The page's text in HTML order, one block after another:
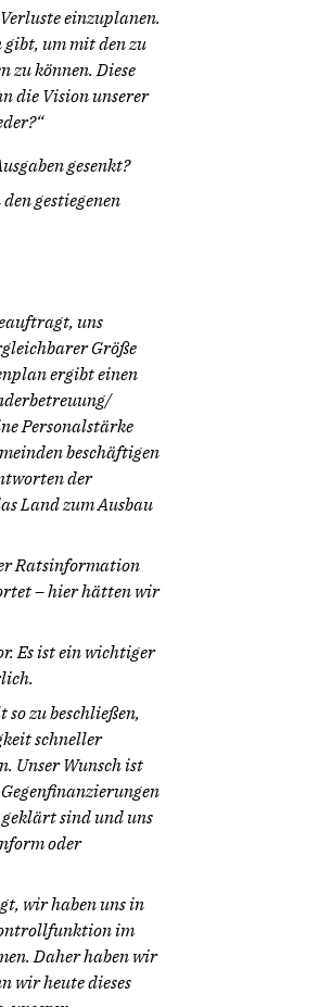
einzuplanen.
gibt, um mit den zu
können. Diese
die Vision unserer
gesenkt?
gestiegenen
uns
Größe
ergibt einen
Personalstärke
beschäftigen
der
Land zum Ausbau
Ratsinformation
– hier hätten wir
Es ist ein wichtiger
zu beschließen,
schneller
Unser Wunsch ist
sind und uns
oder
wir haben uns in
im
Daher haben wir
wir heute dieses